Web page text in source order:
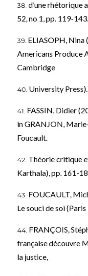
d’une rhétorique
52, no 1, pp. 119-143.
ELIASOPH,
Americans Produce
Cambridge
University Press).
FASSIN, Didier
in GRANJON,
Foucault.
Théorie critique
Karthala), pp. 161-
FOUCAULT,
Le souci de soi
FRANÇOIS,
française découvre
la justice,